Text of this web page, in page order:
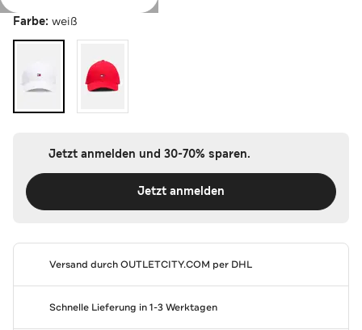
Farbe: weiß
Jetzt anmelden und 30-70% sparen.
Jetzt anmelden
Versand durchOUTLETCITY.COM per DHL
Schnelle Lieferung in 1-3 Werktagen